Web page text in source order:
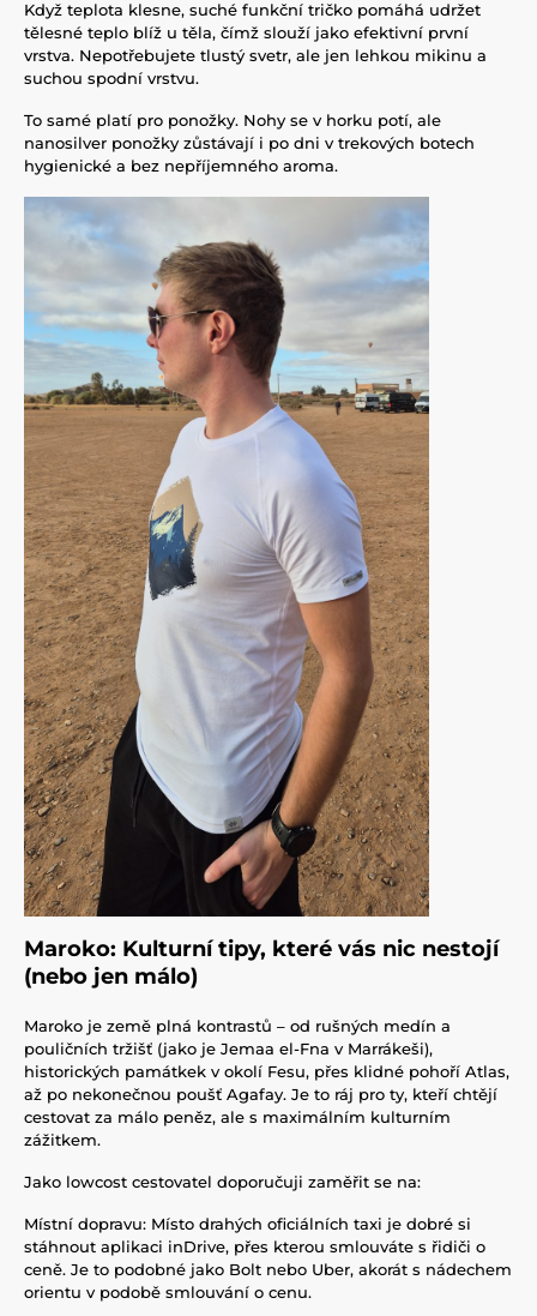
Když teplota klesne, suché funkční tričko pomáhá udržet
tělesné teplo blíž u těla, čímž slouží jako efektivní první
vrstva. Nepotřebujete tlustý svetr, ale jen lehkou mikinu a
suchou spodní vrstvu.
To samé platí pro ponožky. Nohy se v horku potí, ale
nanosilver ponožky zůstávají i po dni v trekových botech
hygienické a bez nepříjemného aroma.
Maroko: Kulturní tipy, které vás nic nestojí
(nebo jen málo)
Maroko je země plná kontrastů – od rušných medín a
pouličních tržišť (jako je Jemaa el-Fna v Marrákeši),
historických památkek v okolí Fesu, přes klidné pohoří Atlas,
až po nekonečnou poušť Agafay. Je to ráj pro ty, kteří chtějí
cestovat za málo peněz, ale s maximálním kulturním
zážitkem.
Jako lowcost cestovatel doporučuji zaměřit se na:
Místní dopravu: Místo drahých oficiálních taxi je dobré si
stáhnout aplikaci inDrive, přes kterou smlouváte s řidiči o
ceně. Je to podobné jako Bolt nebo Uber, akorát s nádechem
orientu v podobě smlouvání o cenu.